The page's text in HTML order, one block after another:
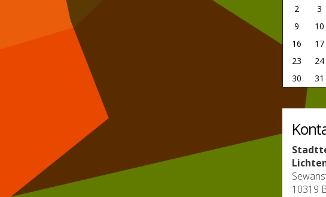
2
3
9
10
16
17
23
24
30
31
10319